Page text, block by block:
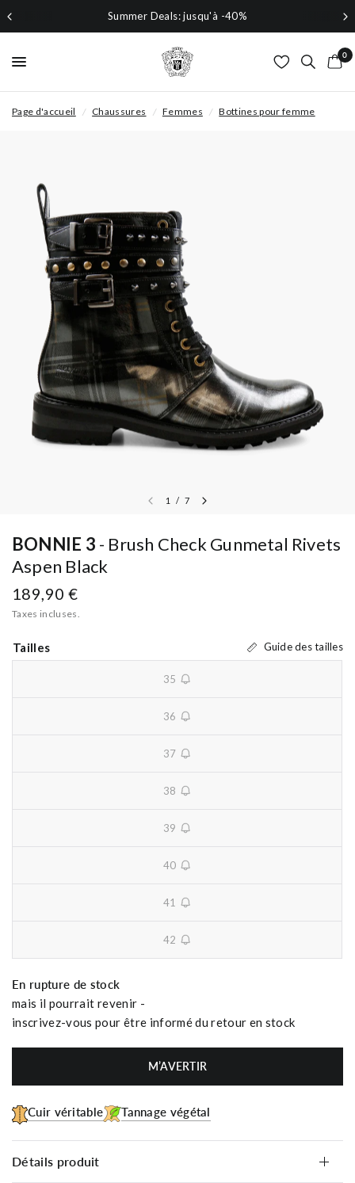
Summer Deals: jusqu'à -40%
0
Page d'accueil / Chaussures / Femmes / Bottines pour femme
1 / 7
BONNIE 3
Brush Check Gunmetal Rivets
Aspen Black
189,90 €
Taxes incluses.
Tailles Guide des tailles
35
unavailable
36
unavailable
37
unavailable
38
unavailable
39
unavailable
40
unavailable
41
unavailable
42
unavailable
En rupture de stock
mais il pourrait revenir -
inscrivez-vous pour être informé du retour en stock
M’AVERTIR
Cuir véritable Tannage végétal
Détails produit